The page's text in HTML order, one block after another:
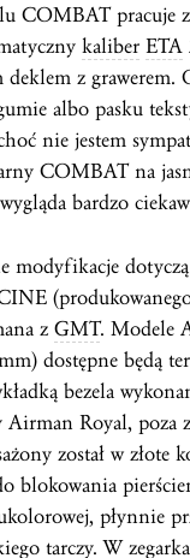
COMBAT pracuje
kaliber ETA
deklem z grawerem.
albo pasku
nie jestem
COMBAT na
bardzo
modyfikacje
z GMT. Modele
dostępne będą
bezela
Airman Royal, poza
został w złote
blokowania
płynnie
tarczy. W